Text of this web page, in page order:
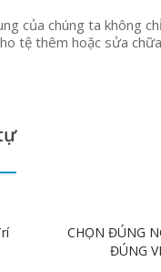
của chúng ta không
tệ thêm hoặc sửa
CHỌN ĐÚNG
ĐÚNG